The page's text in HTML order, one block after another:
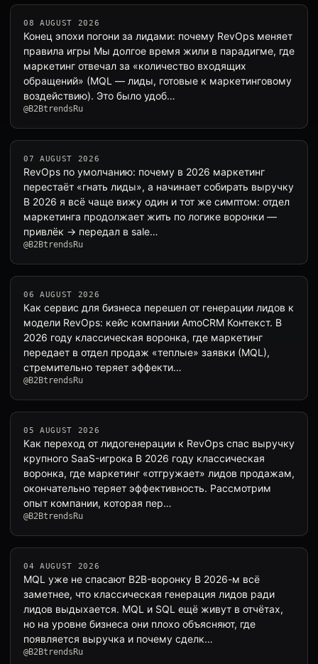
08 AUGUST 2026
Конец эпохи погони за лидами: почему RevOps меняет
правила игры Мы долгое время жили в парадигме, где
маркетинг отвечал за «количество входящих
обращений» (MQL — лиды, готовые к маркетинговому
воздействию). Это было удоб…
@B2BtrendsRu
07 AUGUST 2026
RevOps по умолчанию: почему в 2026 маркетинг
перестаёт «гнать лиды», а начинает собирать выручку
В 2026 я всё чаще вижу один и тот же симптом: отдел
маркетинга продолжает жить по логике воронки —
привлёк → передал в sale…
@B2BtrendsRu
06 AUGUST 2026
Как сервис для бизнеса перешел от генерации лидов к
модели RevOps: кейс компании AmoCRM Контекст. В
2026 году классическая воронка, где маркетинг
передает в отдел продаж «теплые» заявки (MQL),
стремительно теряет эффекти…
@B2BtrendsRu
05 AUGUST 2026
Как переход от лидогенерации к RevOps спас выручку
крупного SaaS-игрока В 2026 году классическая
воронка, где маркетинг «отгружает» лидов продажам,
окончательно теряет эффективность. Рассмотрим
опыт компании, которая пер…
@B2BtrendsRu
04 AUGUST 2026
MQL уже не спасают B2B-воронку В 2026-м всё
заметнее, что классическая генерация лидов ради
лидов выдыхается. MQL и SQL ещё живут в отчётах,
но на уровне бизнеса они плохо объясняют, где
появляется выручка и почему сделк…
@B2BtrendsRu